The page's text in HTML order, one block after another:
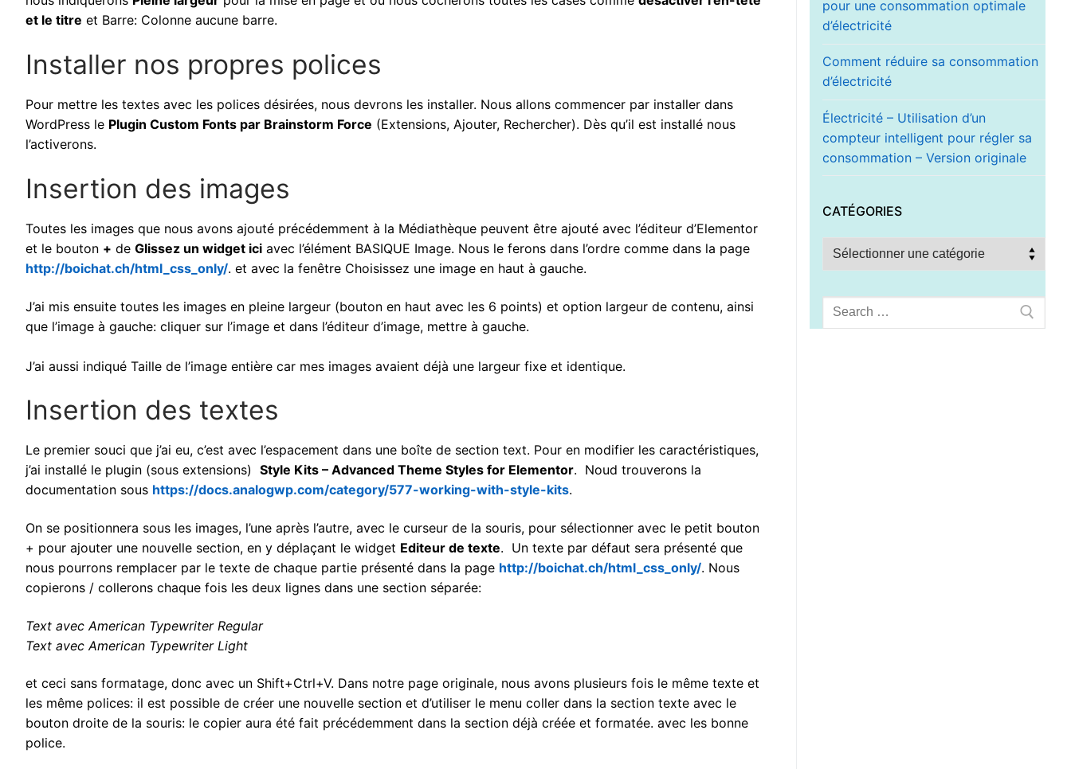
et le titre et Barre: Colonne aucune barre.
Installer nos propres polices
Pour mettre les textes avec les polices désirées, nous devrons les installer. Nous allons commencer par installer dans
WordPress le Plugin Custom Fonts par Brainstorm Force (Extensions, Ajouter, Rechercher). Dès qu’il est installé nous
l’activerons.
Insertion des images
Toutes les images que nous avons ajouté précédemment à la Médiathèque peuvent être ajouté avec l’éditeur d’Elementor
et le bouton + de Glissez un widget ici avec l’élément BASIQUE Image. Nous le ferons dans l’ordre comme dans la page
http://boichat.ch/html_css_only/. et avec la fenêtre Choisissez une image en haut à gauche.
J’ai mis ensuite toutes les images en pleine largeur (bouton en haut avec les 6 points) et option largeur de contenu, ainsi
que l’image à gauche: cliquer sur l’image et dans l’éditeur d’image, mettre à gauche.
J’ai aussi indiqué Taille de l’image entière car mes images avaient déjà une largeur fixe et identique.
Insertion des textes
Le premier souci que j’ai eu, c’est avec l’espacement dans une boîte de section text. Pour en modifier les caractéristiques,
j’ai installé le plugin (sous extensions) Style Kits – Advanced Theme Styles for Elementor. Noud trouverons la
documentation sous https://docs.analogwp.com/category/577-working-with-style-kits.
On se positionnera sous les images, l’une après l’autre, avec le curseur de la souris, pour sélectionner avec le petit bouton
+ pour ajouter une nouvelle section, en y déplaçant le widget Editeur de texte. Un texte par défaut sera présenté que
nous pourrons remplacer par le texte de chaque partie présenté dans la page http://boichat.ch/html_css_only/. Nous
copierons / collerons chaque fois les deux lignes dans une section séparée:
Text avec American Typewriter Regular
Text avec American Typewriter Light
et ceci sans formatage, donc avec un Shift+Ctrl+V. Dans notre page originale, nous avons plusieurs fois le même texte et
les même polices: il est possible de créer une nouvelle section et d’utiliser le menu coller dans la section texte avec le
bouton droite de la souris: le copier aura été fait précédemment dans la section déjà créée et formatée. avec les bonne
police.
pour une consommation optimale
d’électricité
Comment réduire sa consommation
d’électricité
Électricité – Utilisation d’un
compteur intelligent pour régler sa
consommation – Version originale
CATÉGORIES
Catégories
Rechercher
: